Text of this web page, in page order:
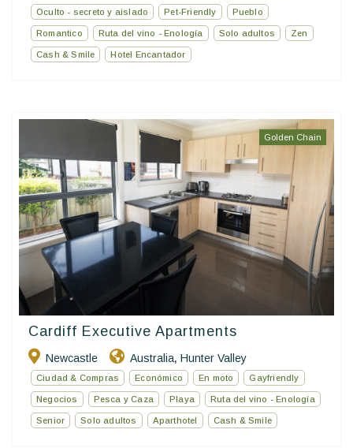
Oculto - secreto y aislado Pet-Friendly Pueblo
Romantico Ruta del vino - Enología Solo adultos Zen
Cash & Smile Hotel Encantador
Golden Chain
Cardiff Executive Apartments
Newcastle Australia, Hunter Valley
Ciudad & Compras Económico En moto Gayfriendly
Negocios Pesca y Caza Playa Ruta del vino - Enología
Senior Solo adultos Aparthotel Cash & Smile